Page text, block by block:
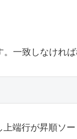
一致しなければ
端行が昇順ソー